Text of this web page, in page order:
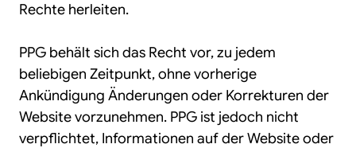
Rechte herleiten.
PPG behält sich das Recht vor, zu jedem
beliebigen Zeitpunkt, ohne vorherige
Ankündigung Änderungen oder Korrekturen der
Website vorzunehmen. PPG ist jedoch nicht
verpflichtet, Informationen auf der Website oder